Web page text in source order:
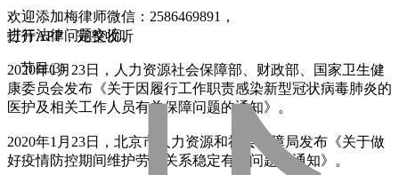
欢迎添加梅律师微信：2586469891，
进行法律问题交流。
2020年1月23日，人力资源社会保障部、财政部、国家卫生健
康委员会发布《关于因履行工作职责感染新型冠状病毒肺炎的
医护及相关工作人员有关保障问题的通知》。
2020年1月23日，北京市人力资源和社会保障局发布《关于做
好疫情防控期间维护劳动关系稳定有关问题的通知》。
打开APP，完整收听
节目(3)